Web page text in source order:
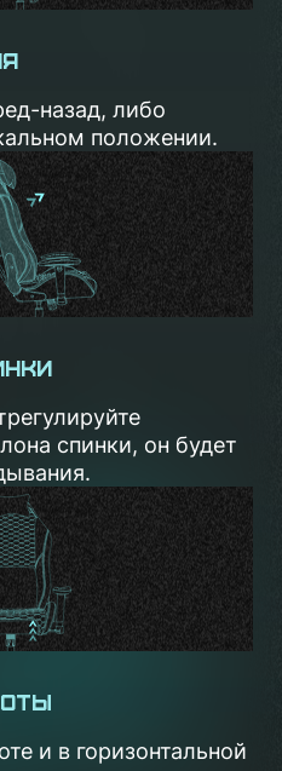
назад, либо
положении.
спинки, он будет
и в горизонтальной